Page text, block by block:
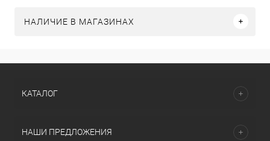
НАЛИЧИЕ В МАГАЗИНАХ
КАТАЛОГ
НАШИ ПРЕДЛОЖЕНИЯ